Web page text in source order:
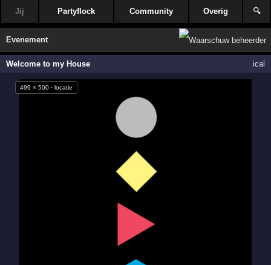
Jij Partyflock Community Overig 🔍
Evenement
Welcome to my House ical
499 × 500 · locatie